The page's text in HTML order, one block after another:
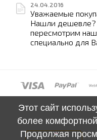
24.04.2016
Уважаемые
Нашли
пересмотрим
специально для
Этот сайт
более
Продолжая